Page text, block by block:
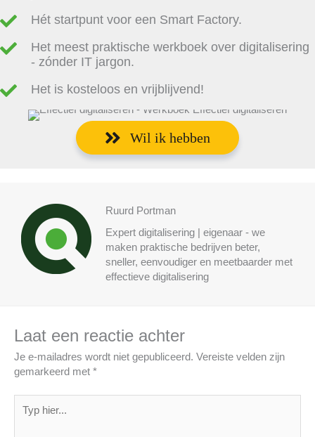
Hét startpunt voor een Smart Factory.
Het meest praktische werkboek over digitalisering
- zónder IT jargon.
Het is kosteloos en vrijblijvend!
Wil ik hebben
Ruurd Portman
Expert digitalisering | eigenaar - we
maken praktische bedrijven beter,
sneller, eenvoudiger en meetbaarder met
effectieve digitalisering
Laat een reactie achter
Je e-mailadres wordt niet gepubliceerd. Vereiste velden zijn
gemarkeerd met *
hier...